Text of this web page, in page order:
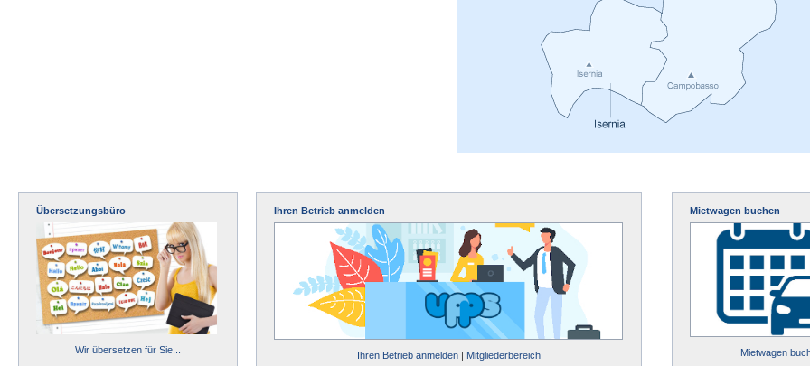
Übersetzungsbüro
Wir übersetzen für Sie...
Ihren Betrieb anmelden
Ihren Betrieb anmelden| Mitgliederbereich
Mietwagen buchen
Mietwagen